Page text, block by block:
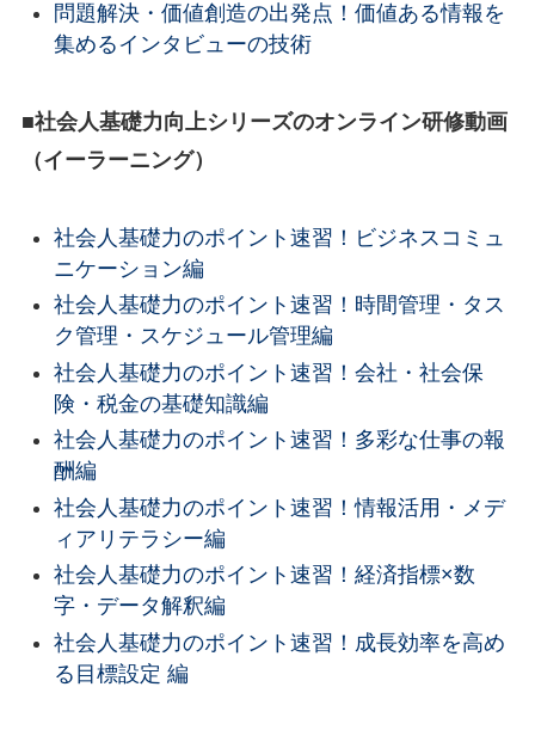
問題解決・価値創造の出発点！価値ある情報を
集めるインタビューの技術
■社会人基礎力向上シリーズのオンライン研修動画
（イーラーニング）
社会人基礎力のポイント速習！ビジネスコミュ
ニケーション編
社会人基礎力のポイント速習！時間管理・タス
ク管理・スケジュール管理編
社会人基礎力のポイント速習！会社・社会保
険・税金の基礎知識編
社会人基礎力のポイント速習！多彩な仕事の報
酬編
社会人基礎力のポイント速習！情報活用・メデ
ィアリテラシー編
社会人基礎力のポイント速習！経済指標×数
字・データ解釈編
社会人基礎力のポイント速習！成長効率を高め
る目標設定 編